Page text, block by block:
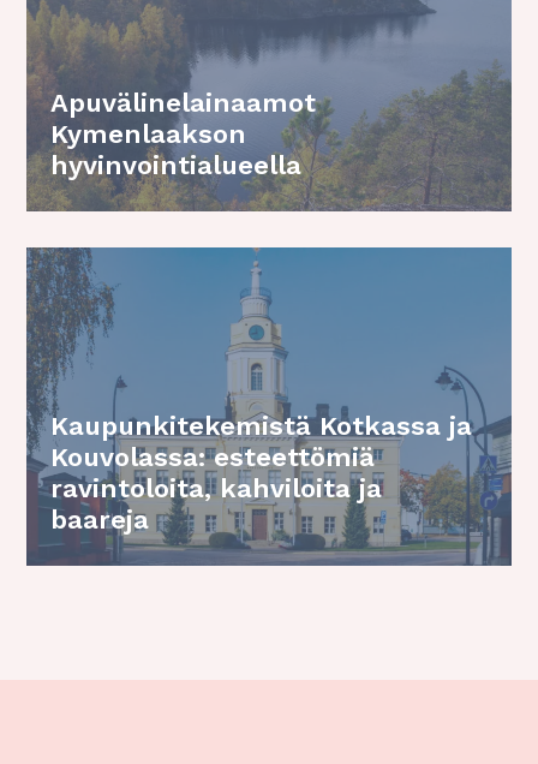
Apuvälinelainaamot
Kymenlaakson
hyvinvointialueella
Kaupunkitekemistä Kotkassa ja
Kouvolassa: esteettömiä
ravintoloita, kahviloita ja
baareja